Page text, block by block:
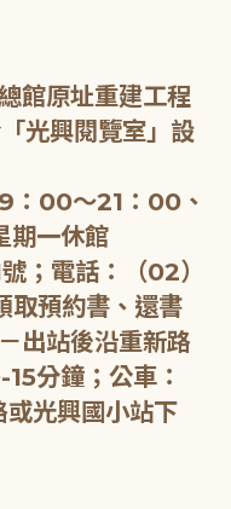
館原址重建工程
光興閱覽室」設
：00～21：00、
期一休館
；電話：（02）
預約書、還書
出站後沿重新路
分鐘；公車：
光興國小站下